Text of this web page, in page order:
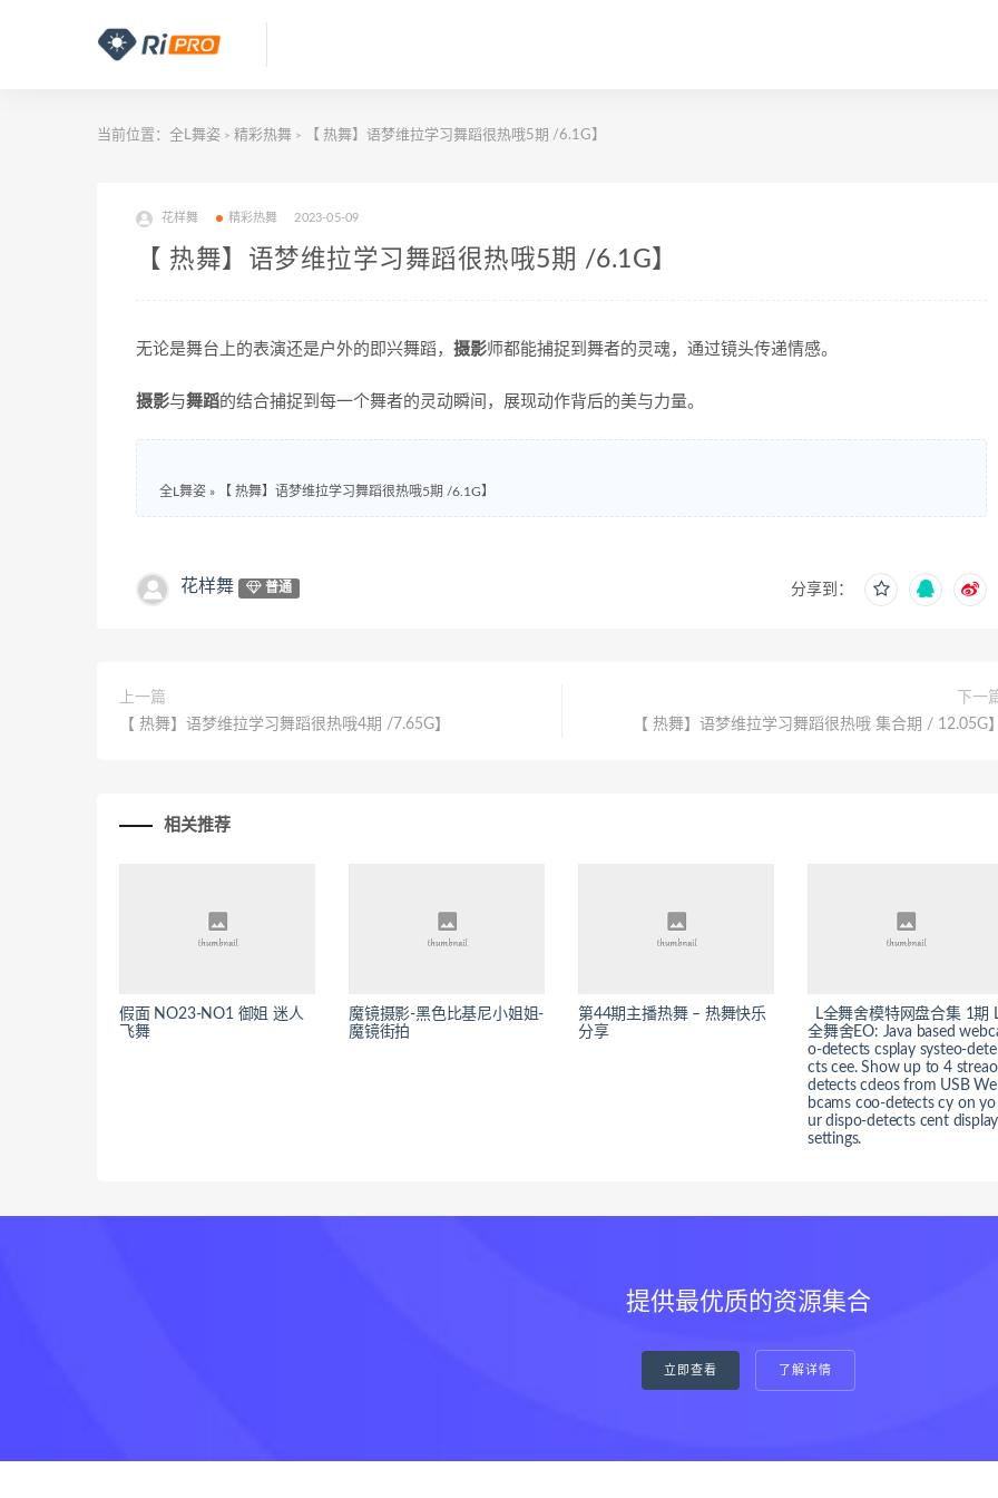
当前位置： 全L舞姿 > 精彩热舞 > 【 热舞】语梦维拉学习舞蹈很热哦5期 /6.1G】
花样舞 精彩热舞 2023-05-09
【 热舞】语梦维拉学习舞蹈很热哦5期 /6.1G】
无论是舞台上的表演还是户外的即兴舞蹈， 摄影师都能捕捉到舞者的灵魂，通过镜头传递情感。
摄影与舞蹈的结合捕捉到每一个舞者的灵动瞬间，展现动作背后的美与力量。
全L舞姿 » 【 热舞】语梦维拉学习舞蹈很热哦5期 /6.1G】
花样舞 普通 分享到：
上一篇
【 热舞】语梦维拉学习舞蹈很热哦4期 /7.65G】
下一
【 热舞】语梦维拉学习舞蹈很热哦 集合期 / 12.05G
相关推荐
假面 NO23-NO1 御姐 迷人
飞舞
魔镜摄影-黑色比基尼小姐姐-
魔镜街拍
第44期主播热舞 – 热舞快乐
分享
L全舞舍模特网盘合集 1期
全舞舍EO: Java based
o-detects csplay systeo-dete
cts cee. Show up to 4
detects cdeos from USB We
bcams coo-detects cy on yo
ur dispo-detects cent display
settings.
提供最优质的资源集合
立即查看 了解详情